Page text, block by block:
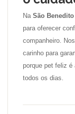
Na São
para oferecer
companheiro.
carinho para
porque pet feliz é
todos os dias.